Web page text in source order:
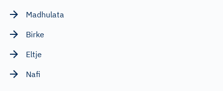
Madhulata
Birke
Eltje
Nafi